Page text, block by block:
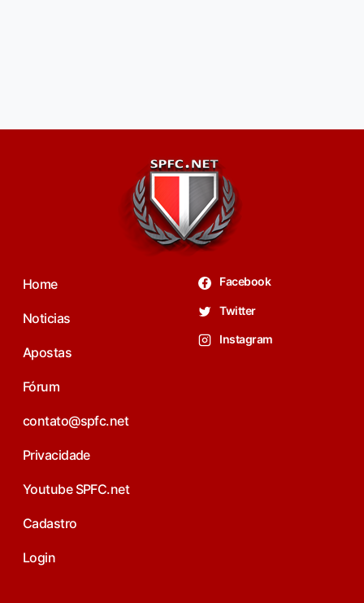
Home
Noticias
Apostas
Fórum
contato@spfc.net
Privacidade
Youtube SPFC.net
Cadastro
Login
Facebook
Twitter
Instagram